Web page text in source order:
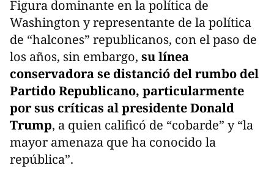
Figura dominante en la política de
Washington y representante de la política
de “halcones” republicanos, con el paso de
los años, sin embargo, su línea
conservadora se distanció del rumbo del
Partido Republicano, particularmente
por sus críticas al presidente Donald
Trump, a quien calificó de “cobarde” y “la
mayor amenaza que ha conocido la
república”.